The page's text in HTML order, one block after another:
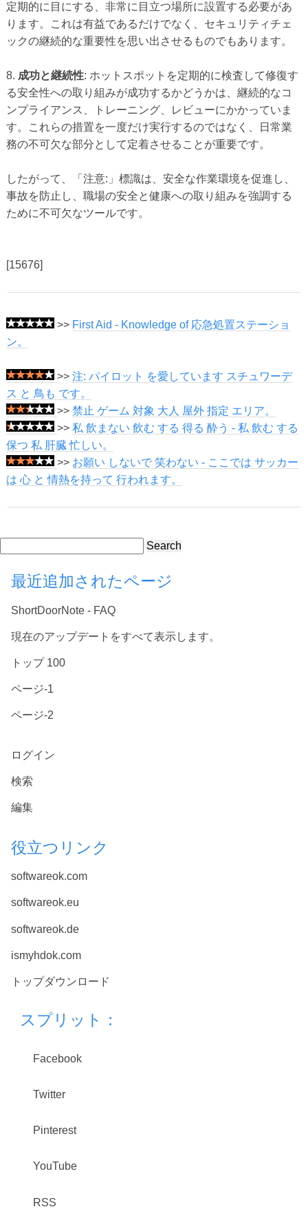
定期的に目にする、非常に目立つ場所に設置する必要があ
ります。これは有益であるだけでなく、セキュリティチェ
ックの継続的な重要性を思い出させるものでもあります。
8. 成功と継続性: ホットスポットを定期的に検査して修復す
る安全性への取り組みが成功するかどうかは、継続的なコ
ンプライアンス、トレーニング、レビューにかかっていま
す。これらの措置を一度だけ実行するのではなく、日常業
務の不可欠な部分として定着させることが重要です。
したがって、「注意:」標識は、安全な作業環境を促進し、
事故を防止し、職場の安全と健康への取り組みを強調する
ために不可欠なツールです。
[15676]
>> First Aid - Knowledge of 応急処置ステーショ
ン。
>> 注: パイロット を愛しています スチュワーデ
ス と 鳥も です。
>> 禁止 ゲーム 対象 大人 屋外 指定 エリア。
>> 私 飲まない 飲む する 得る 酔う - 私 飲む する
保つ 私 肝臓 忙しい。
>> お願い しないで 笑わない - ここでは サッカー
は 心 と 情熱を持って 行われます。
Search
最近追加されたページ
ShortDoorNote - FAQ
現在のアップデートをすべて表示します。
トップ 100
ページ-1
ページ-2
ログイン
検索
編集
役立つリンク
softwareok.com
softwareok.eu
softwareok.de
ismyhdok.com
トップダウンロード
スプリット：
Facebook
Twitter
Pinterest
YouTube
RSS